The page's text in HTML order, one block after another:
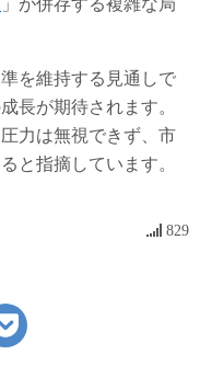
」が併存する複雑な局
を維持する見通しで
長が期待されます。
力は無視できず、市
と指摘しています。
829